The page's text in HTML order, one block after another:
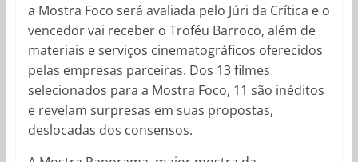
a Mostra Foco será avaliada pelo Júri da Crítica e o
vencedor vai receber o Troféu Barroco, além de
materiais e serviços cinematográficos oferecidos
pelas empresas parceiras. Dos 13 filmes
selecionados para a Mostra Foco, 11 são inéditos
e revelam surpresas em suas propostas,
deslocadas dos consensos.